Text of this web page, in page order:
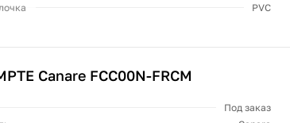
PVC
Canare FCC00N-FRCM
Под заказ